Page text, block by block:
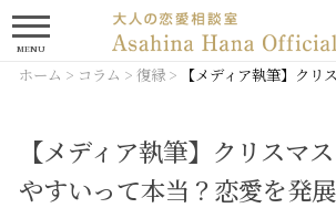
MENU
ホーム > コラム > 復縁> 【メディア執筆】ク
【メディア執筆】クリスマ
やすいって本当？恋愛を発